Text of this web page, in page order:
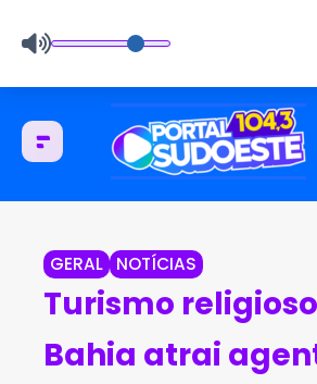
GERAL NOTÍCIAS
Turismo
Bahia atrai